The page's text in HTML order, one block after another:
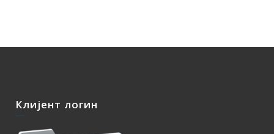
Клијент логин